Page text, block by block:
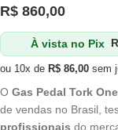
R$ 860,00
À vista no Pix
ou 10x de R$ 86,00 sem
O Gas Pedal Tork One
de vendas no Brasil,
profissionais do